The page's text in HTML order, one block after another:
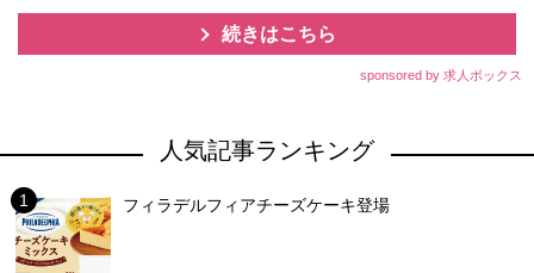
続きはこちら
sponsored by 求人ボックス
人気記事ランキング
フィラデルフィアチーズケーキ登場